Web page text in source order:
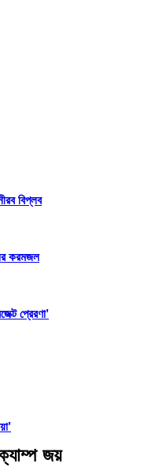
বিপ্লব
করমজল
প্রেরণা’
জয়